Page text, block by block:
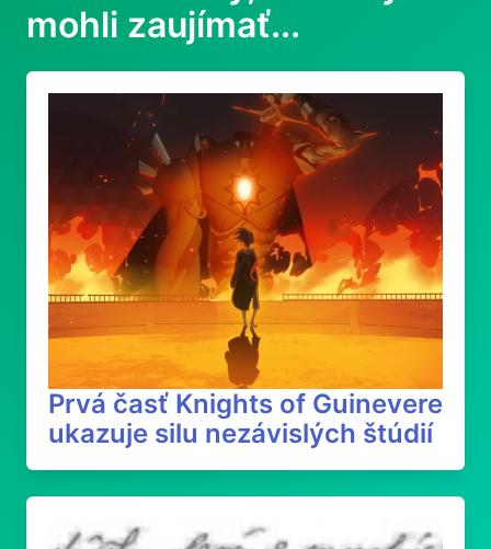
mohli zaujímať...
Prvá časť Knights of Guinevere
ukazuje silu nezávislých štúdií